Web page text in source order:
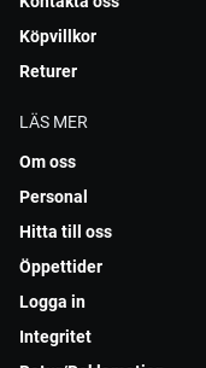
Köpvillkor
Returer
LÄS MER
Om oss
Personal
Hitta till oss
Öppettider
Logga in
Integritet